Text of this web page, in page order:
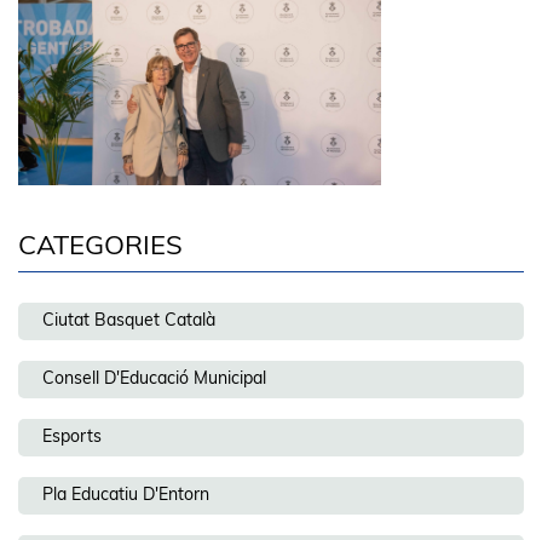
CATEGORIES
Ciutat Basquet Català
Consell D'Educació Municipal
Esports
Pla Educatiu D'Entorn